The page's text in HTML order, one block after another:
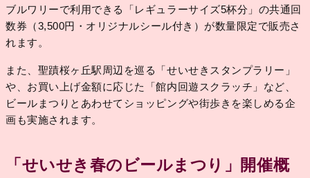
ブルワリーで利用できる「レギュラーサイズ5杯分」の共通回
数券（3,500円・オリジナルシール付き）が数量限定で販売さ
れます。
また、聖蹟桜ヶ丘駅周辺を巡る「せいせきスタンプラリー」
や、お買い上げ金額に応じた「館内回遊スクラッチ」など、
ビールまつりとあわせてショッピングや街歩きを楽しめる企
画も実施されます。
「せいせき春のビールまつり」開催概